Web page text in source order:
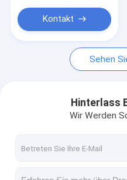
Neuigkeiten
Luftfilter-
Taschen-Filter, der
Kontakt
Sehen
Hinterlass
Wir Werden